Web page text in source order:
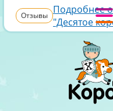
Отзывы Подробнее
"Десятое